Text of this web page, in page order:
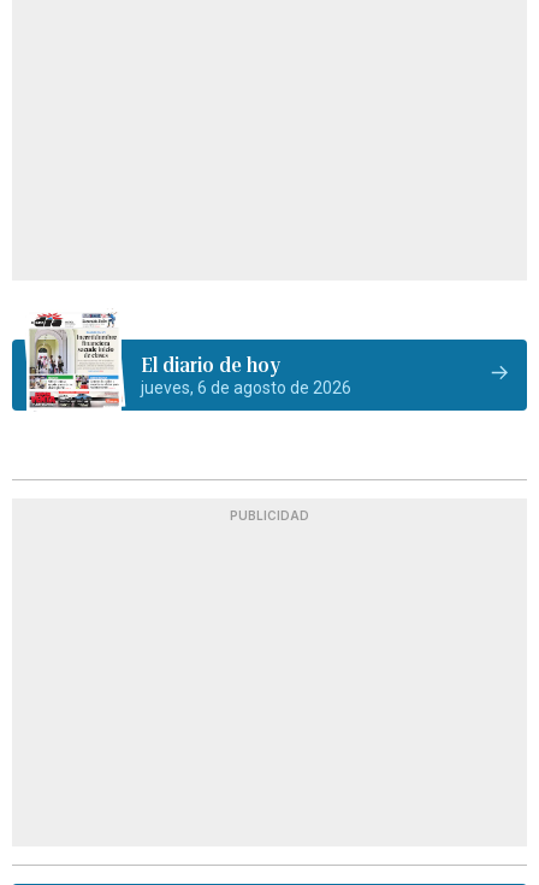
El diario de hoy
jueves, 6 de agosto de 2026
PUBLICIDAD